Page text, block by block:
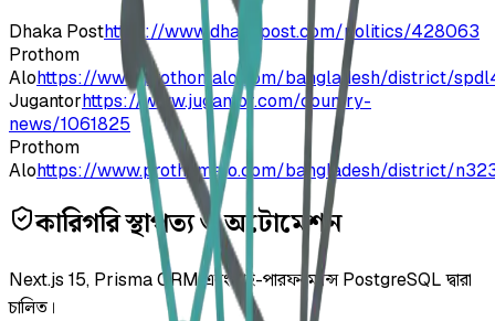
Dhaka Posthttps://www.dhakapost.com/politics/428063
Prothom
Alohttps://www.prothomalo.com/bangladesh/district/
Jugantorhttps://www.jugantor.com/country-
news/1061825
Prothom
Alohttps://www.prothomalo.com/bangladesh/district/
কারিগরি স্থাপত্য ও অটোমেশন
Next.js 15, Prisma ORM এবং হাই-পারফরম্যান্স PostgreSQL দ্বারা
চালিত।